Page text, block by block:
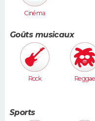
Cinéma
Goûts musicaux
Rock Reggae
Sports